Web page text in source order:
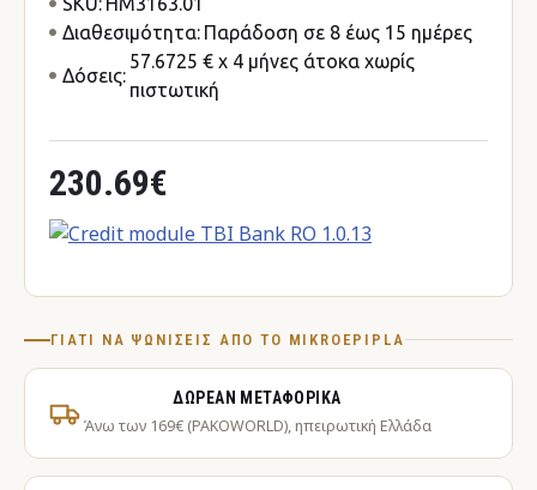
230.69€
Διαθεσιμότητα: Παράδοση σε 8 έως 15 ημέρες
Δόσεις:
57.6725 € x 4 μήνες άτοκα χωρίς
πιστωτική
ΓΙΑΤΊ ΝΑ ΨΩΝΊΣΕΙΣ ΑΠΌ ΤΟ MIKROEPIPLA
ΔΩΡΕΆΝ ΜΕΤΑΦΟΡΙΚΆ
Άνω των 169€ (PAKOWORLD), ηπειρωτική Ελλάδα